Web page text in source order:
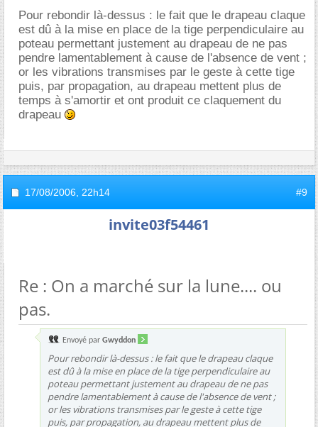
Pour rebondir là-dessus : le fait que le drapeau claque
est dû à la mise en place de la tige perpendiculaire au
poteau permettant justement au drapeau de ne pas
pendre lamentablement à cause de l'absence de vent ;
or les vibrations transmises par le geste à cette tige
puis, par propagation, au drapeau mettent plus de
temps à s'amortir et ont produit ce claquement du
drapeau
17/08/2006, 22h14 #9
invite03f54461
Re : On a marché sur la lune.... ou
pas.
Envoyé par Gwyddon
Pour rebondir là-dessus : le fait que le drapeau claque
est dû à la mise en place de la tige perpendiculaire au
poteau permettant justement au drapeau de ne pas
pendre lamentablement à cause de l'absence de vent ;
or les vibrations transmises par le geste à cette tige
puis, par propagation, au drapeau mettent plus de